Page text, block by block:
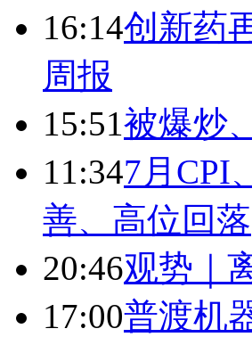
16:14创新药
周报
15:51被爆炒
11:347月CPI
善、高位回落
20:46观势｜
17:00普渡机